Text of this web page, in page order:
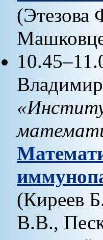
(Киреев
В.В.,